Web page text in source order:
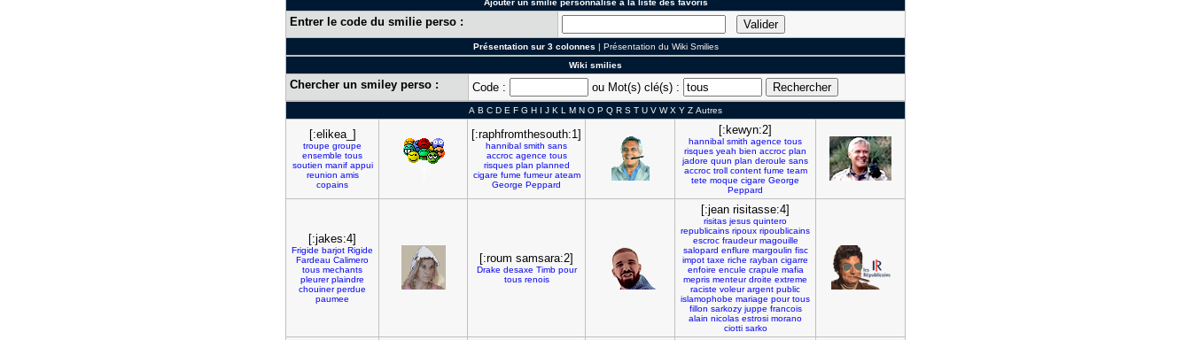
Ajouter un smilie personnalisé à la liste des favoris
Entrer le code du smilie perso :
Présentation sur 3 colonnes | Présentation du Wiki Smilies
Wiki smilies
Chercher un smiley perso : Code : ou Mot(s) clé(s) :
A B C D E F G H I J K L M N O P Q R S T U V W X Y Z Autres
[:elikea_]
troupe groupe
ensemble tous
soutien manif appui
reunion amis
copains
[:raphfromthesouth:1]
hannibal smith sans
accroc agence tous
risques plan planned
cigare fume fumeur ateam
George Peppard
[:kewyn:2]
hannibal smith agence tous
risques yeah bien accroc plan
jadore quun plan deroule sans
accroc troll content fume team
tete moque cigare George
Peppard
[:jakes:4]
Frigide barjot Rigide
Fardeau Calimero
tous mechants
pleurer plaindre
chouiner perdue
paumee
[:roum samsara:2]
Drake desaxe Timb pour
tous renois
[:jean risitasse:4]
risitas jesus quintero
republicains ripoux ripoublicains
escroc fraudeur magouille
salopard enflure margoulin fisc
impot taxe riche rayban cigarre
enfoire encule crapule mafia
mepris menteur droite extreme
raciste voleur argent public
islamophobe mariage pour tous
fillon sarkozy juppe francois
alain nicolas estrosi morano
ciotti sarko